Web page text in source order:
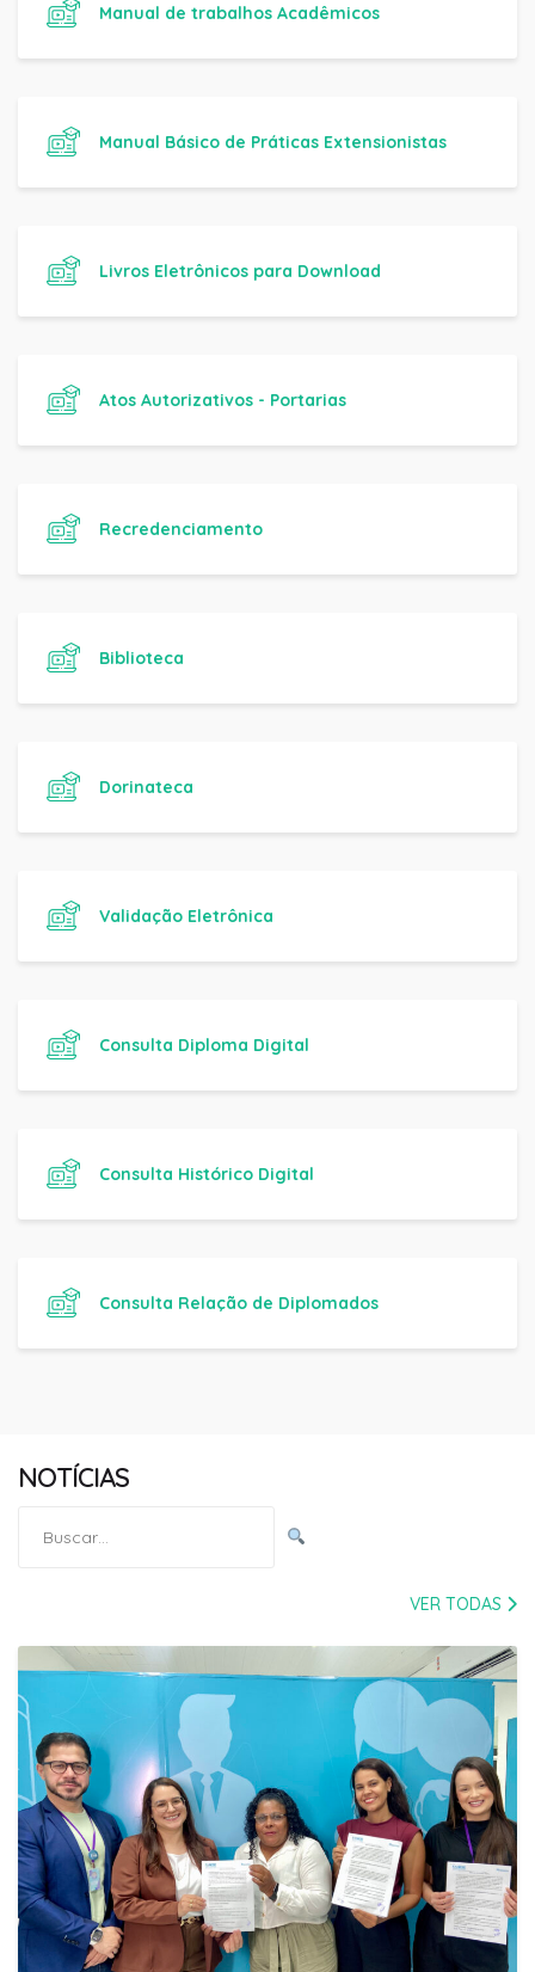
Manual de trabalhos Acadêmicos
Manual Básico de Práticas Extensionistas
Livros Eletrônicos para Download
Atos Autorizativos - Portarias
Recredenciamento
Biblioteca
Dorinateca
Validação Eletrônica
Consulta Diploma Digital
Consulta Histórico Digital
Consulta Relação de Diplomados
NOTÍCIAS
por:
VER TODAS